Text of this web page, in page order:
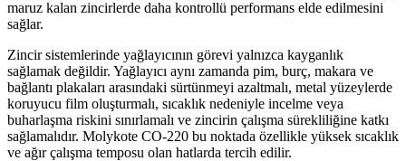
maruz kalan zincirlerde daha kontrollü performans elde edilmesini
sağlar.
Zincir sistemlerinde yağlayıcının görevi yalnızca kayganlık
sağlamak değildir. Yağlayıcı aynı zamanda pim, burç, makara ve
bağlantı plakaları arasındaki sürtünmeyi azaltmalı, metal yüzeylerde
koruyucu film oluşturmalı, sıcaklık nedeniyle incelme veya
buharlaşma riskini sınırlamalı ve zincirin çalışma sürekliliğine katkı
sağlamalıdır. Molykote CO-220 bu noktada özellikle yüksek sıcaklık
ve ağır çalışma temposu olan hatlarda tercih edilir.